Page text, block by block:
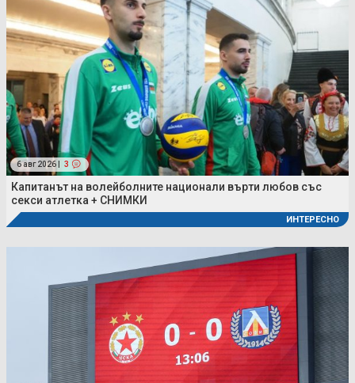
6 авг 2026 | 3
Капитанът на волейболните национали върти любов със
секси атлетка + СНИМКИ
ИНТЕРЕСНО